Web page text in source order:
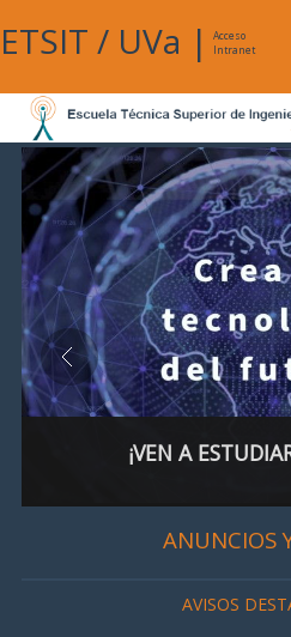
ETSIT / UVa |
Acceso
Intranet
¡VEN A
ANUNCIOS
AVISOS